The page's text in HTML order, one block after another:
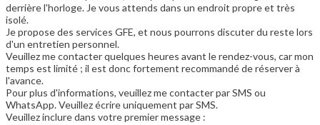
derrière l'horloge. Je vous attends dans un endroit propre et très
isolé.
Je propose des services GFE, et nous pourrons discuter du reste lors
d'un entretien personnel.
Veuillez me contacter quelques heures avant le rendez-vous, car mon
temps est limité ; il est donc fortement recommandé de réserver à
l'avance.
Pour plus d'informations, veuillez me contacter par SMS ou
WhatsApp. Veuillez écrire uniquement par SMS.
Veuillez inclure dans votre premier message :